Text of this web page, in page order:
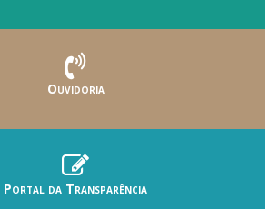
Ouvidoria
Portal da Transparência